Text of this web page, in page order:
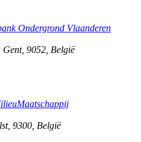
Ondergrond Vlaanderen
Gent, 9052 België
, 9300 België